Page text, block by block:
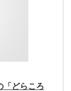
「どらころ